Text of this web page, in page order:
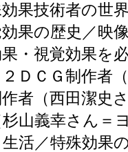
果技術者の世
果の歴史／映
・視覚効果を
ＤＣＧ制作者
作者（西田潔史
杉山義幸さん＝
生活／特殊効果